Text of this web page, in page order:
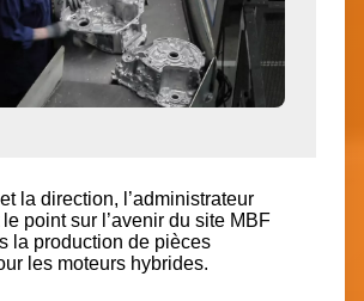
la direction, l’administrateur
point sur l’avenir du site MBF
la production de pièces
les moteurs hybrides.